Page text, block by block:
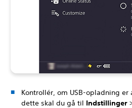
Kontrollér, om USB-opladning er
dette skal du gå til Indstillinger